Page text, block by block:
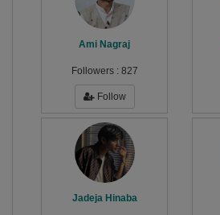
Ami Nagraj
Followers : 827
Follow
Jadeja Hinaba